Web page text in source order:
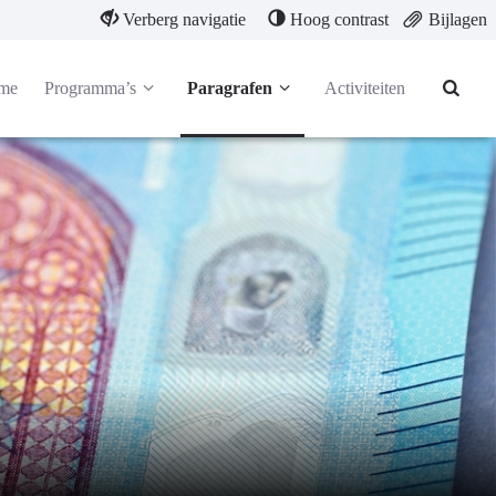
Verberg navigatie Hoog contrast Bijlagen
Programma’s Paragrafen Activiteiten